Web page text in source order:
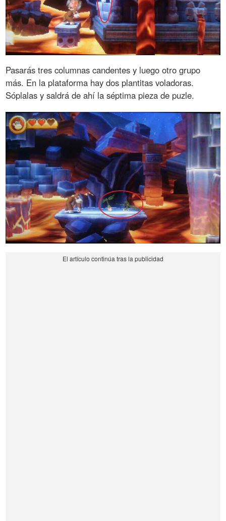
Pasarás tres columnas candentes y luego otro grupo
más. En la plataforma hay dos plantitas voladoras.
Sóplalas y saldrá de ahí la séptima pieza de puzle.